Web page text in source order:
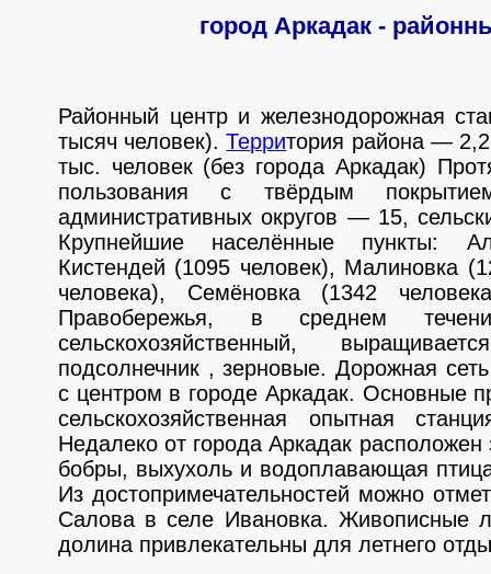
город Аркадак -
Районный центр и железнодорожная
тысяч человек).Территория района —
тыс. человек (без города Аркадак)
пользования с твёрдым
административных округов — 15,
Крупнейшие населённые пункты:
Кистендей (1095 человек), Малиновка
человека), Семёновка (1342
Правобережья, в среднем
сельскохозяйственный,
подсолнечник , зерновые. Дорожная
с центром в городе Аркадак. Основные
сельскохозяйственная опытная
Недалеко от города Аркадак расположен
бобры, выхухоль и водоплавающая
Из достопримечательностей можно
Салова в селе Ивановка. Живописные
долина привлекательны для летнего